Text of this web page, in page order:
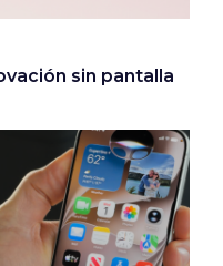
sin pantalla